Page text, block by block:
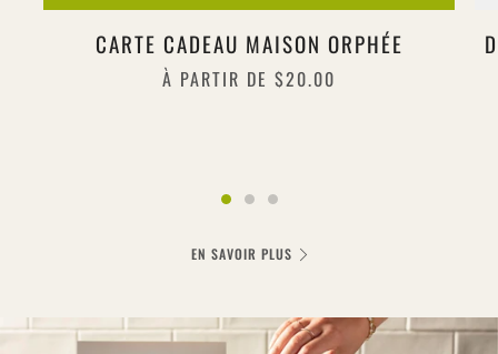
CARTE CADEAU MAISON ORPHÉE
À PARTIR DE $20.00
EN SAVOIR PLUS